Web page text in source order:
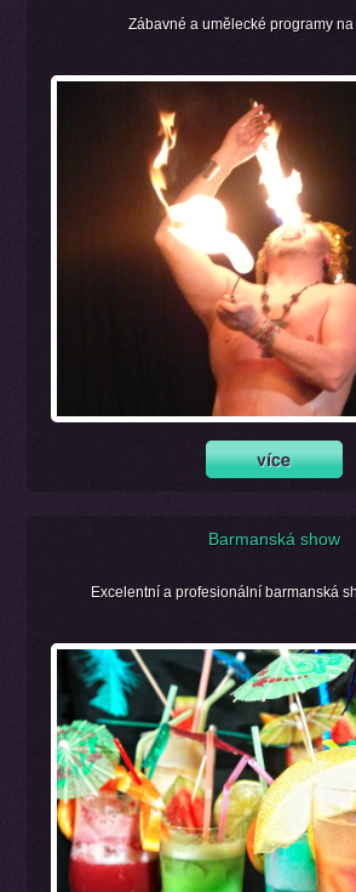
Zábavné a umělecké programy na
Barmanská show
Excelentní a profesionální barmanská